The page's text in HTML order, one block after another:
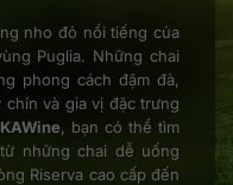
nho đỏ nổi tiếng của
Puglia. Những chai
phong cách đậm đà,
và gia vị đặc trưng
, bạn có thể tìm
những chai dễ uống
Riserva cao cấp đến